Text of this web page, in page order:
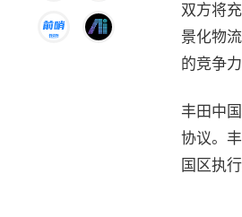
双方将
景化物
的竞争
丰田中
协议。
国区执